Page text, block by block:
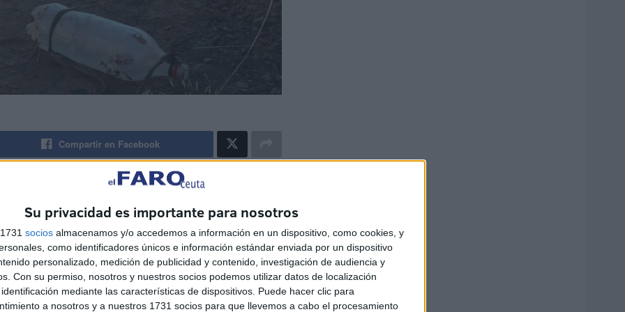
Su privacidad es importante para nosotros
socios almacenamos y/o accedemos a información en un dispositivo, como cookies, y
como identificadores únicos e información estándar enviada por un dispositivo
personalizado, medición de publicidad y contenido, investigación de audiencia y
Con su permiso, nosotros y nuestros socios podemos utilizar datos de localización
mediante las características de dispositivos. Puede hacer clic para
a nosotros y a nuestros 1731 socios para que llevemos a cabo el procesamiento
Compartir en Facebook
producirse el salto del pasado 26 de julio
de los hechos más si cabe al haberse
propios subsaharianos como en la Guardia Civil,
rutinaria y protocolaria que se desarrolla siempre,
que entiende de esta causa que es el que